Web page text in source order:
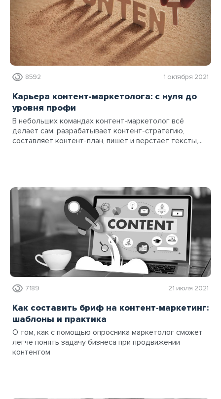
8592 1 октября 2021
Карьера контент-маркетолога: с нуля до
уровня профи
В небольших командах контент-маркетолог всё
делает сам: разрабатывает контент-стратегию,
составляет контент-план, пишет и верстает тексты,...
7189 21 июля 2021
Как составить бриф на контент-маркетинг:
шаблоны и практика
О том, как с помощью опросника маркетолог сможет
легче понять задачу бизнеса при продвижении
контентом